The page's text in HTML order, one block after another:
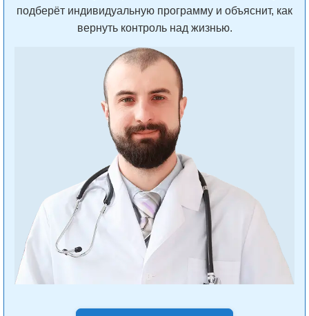
подберёт индивидуальную программу и объяснит, как
вернуть контроль над жизнью.